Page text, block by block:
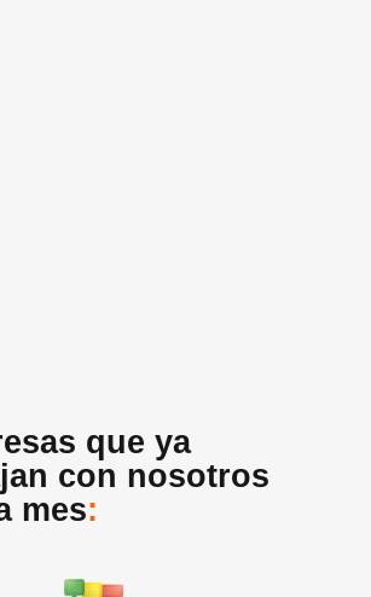
que ya
con nosotros
mes: